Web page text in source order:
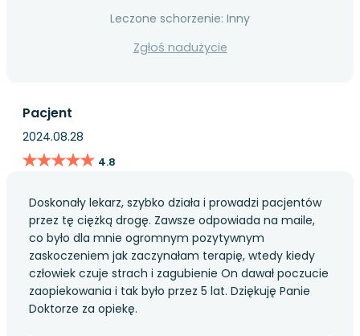
Leczone schorzenie: Inny
Zgłoś nadużycie
Pacjent
2024.08.28
★★★★★
★★★★★ 4.8
Doskonały lekarz, szybko działa i prowadzi pacjentów
przez tę ciężką drogę. Zawsze odpowiada na maile,
co było dla mnie ogromnym pozytywnym
zaskoczeniem jak zaczynałam terapię, wtedy kiedy
człowiek czuje strach i zagubienie On dawał poczucie
zaopiekowania i tak było przez 5 lat. Dziękuję Panie
Doktorze za opiekę.